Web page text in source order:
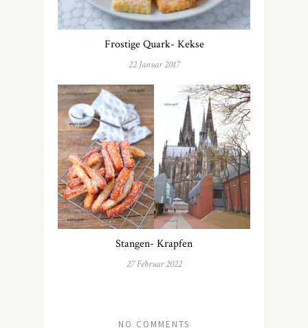
Frostige Quark- Kekse
22 Januar 2017
Stangen- Krapfen
27 Februar 2022
NO COMMENTS